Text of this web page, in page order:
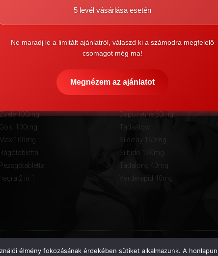
potencianövelők
100mg
100mg
100mg
2 in 1
Egyéb
Dapoxetine 60mg
Tadaslow
Sildelay 160mg
Silbido 120mg
Tadalong 40mg
Varderapid 40mg
2015 © Minden jog fenntartva! kamagraazonnal.com
élmény fokozásának érdekében sütiket alkalmazunk. A
5 levél vásárlása esetén
Ne maradj le a limitált ajánlatról, válaszd ki a számodra megfelelő
csomagot még ma!
Megnézem az ajánlatot